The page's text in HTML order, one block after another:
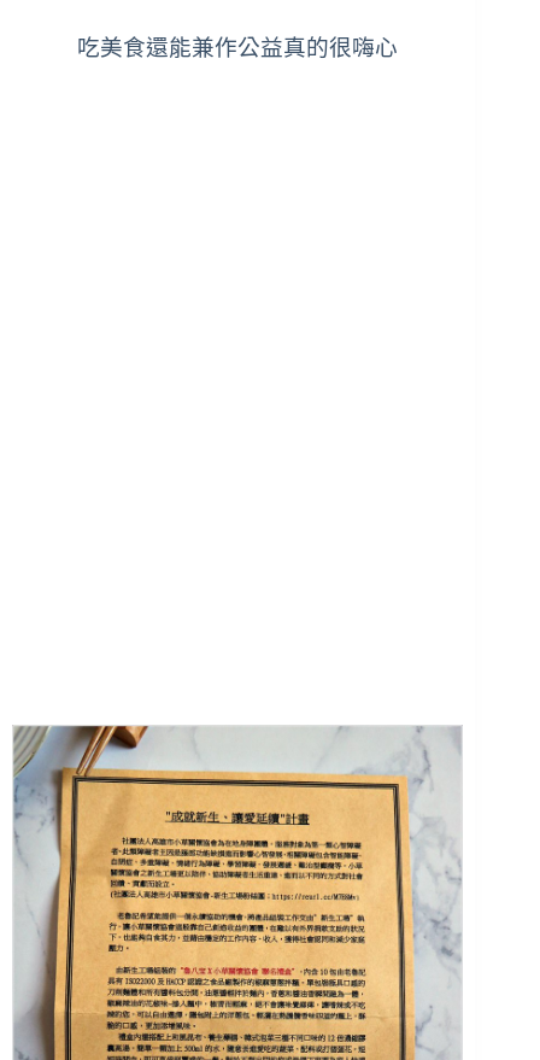
吃美食還能兼作公益真的很嗨心